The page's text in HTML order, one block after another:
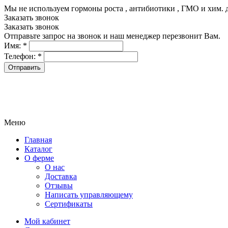
Мы не используем гормоны роста , антибиотики , ГМО и хим.
Заказать звонок
Заказать звонок
Отправьте запрос на звонок и наш менеджер перезвонит Вам.
Имя: *
Телефон: *
Меню
Главная
Каталог
О ферме
О нас
Доставка
Отзывы
Написать управляющему
Сертификаты
Мой кабинет